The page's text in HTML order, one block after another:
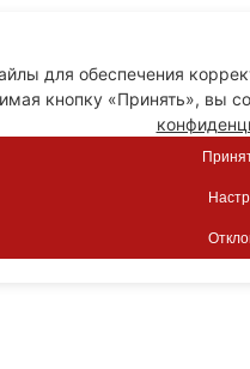
для обеспечения
кнопку «Принять», вы